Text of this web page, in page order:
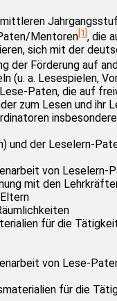
Mentoren[1], die
sich mit der
der Förderung auf
a. Lesespielen,
Paten, die auf
zum Lesen und
und der Leselern-
von Leselern-
mit den
für die
von Lese-
für die